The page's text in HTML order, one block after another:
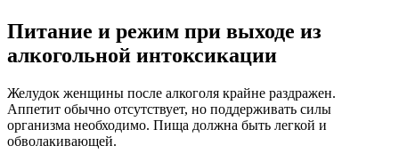
Питание и режим при выходе из
алкогольной интоксикации
Желудок женщины после алкоголя крайне раздражен.
Аппетит обычно отсутствует, но поддерживать силы
организма необходимо. Пища должна быть легкой и
обволакивающей.